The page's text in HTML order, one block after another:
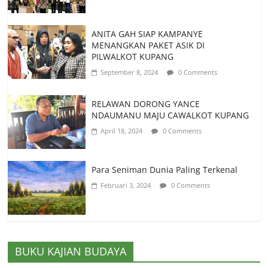
ANITA GAH SIAP KAMPANYE
MENANGKAN PAKET ASIK DI
PILWALKOT KUPANG
September 8, 2024 0 Comments
RELAWAN DORONG YANCE
NDAUMANU MAJU CAWALKOT KUPANG
April 18, 2024 0 Comments
Para Seniman Dunia Paling Terkenal
Februari 3, 2024 0 Comments
BUKU KAJIAN BUDAYA